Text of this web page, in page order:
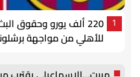
1
220 ألف يورو وحقوق
للأهلي من مواجهة